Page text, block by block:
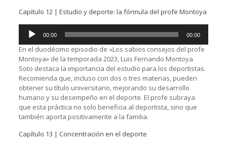
Capítulo 12 | Estudio y deporte: la fórmula del profe Montoya
Reproductor
audio
00:00 00:00
En el duodécimo episodio de «Los sabios consejos del profe
Montoya» de la temporada 2023, Luis Fernando Montoya
Soto destaca la importancia del estudio para los deportistas.
Recomienda que, incluso con dos o tres materias, pueden
obtener su título universitario, mejorando su desarrollo
humano y su desempeño en el deporte. El profe subraya
que esta práctica no solo beneficia al deportista, sino que
también aporta positivamente a la familia.
Capítulo 13 | Concentración en el deporte